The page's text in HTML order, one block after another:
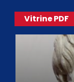
Vitrine PDF